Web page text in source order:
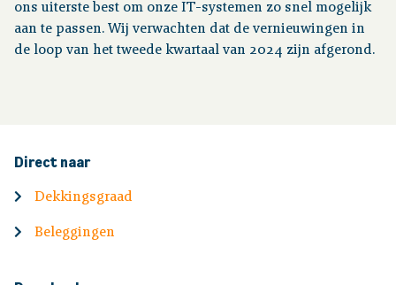
ons uiterste best om onze IT-systemen zo snel mogelijk
aan te passen. Wij verwachten dat de vernieuwingen in
de loop van het tweede kwartaal van 2024 zijn afgerond.
Direct naar
Dekkingsgraad
Beleggingen